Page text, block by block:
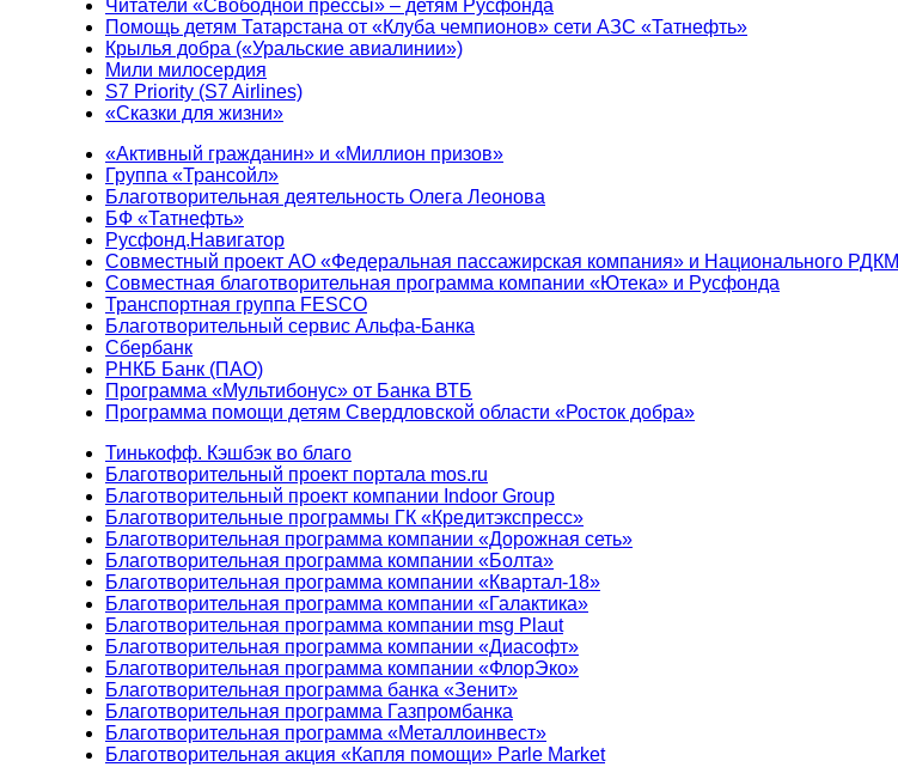
Читатели «Свободной прессы» – детям Русфонда
Помощь детям Татарстана от «Клуба чемпионов» сети АЗС «Татнефть»
Крылья добра («Уральские авиалинии»)
Мили милосердия
S7 Priority (S7 Airlines)
«Сказки для жизни»
«Активный гражданин» и «Миллион призов»
Группа «Трансойл»
Благотворительная деятельность Олега Леонова
БФ «Татнефть»
Русфонд.Навигатор
Совместный проект АО «Федеральная пассажирская компания» и Национального РДКМ
Совместная благотворительная программа компании «Ютека» и Русфонда
Транспортная группа FESCO
Благотворительный сервис Альфа-Банка
Сбербанк
РНКБ Банк (ПАО)
Программа «Мультибонус» от Банка ВТБ
Программа помощи детям Свердловской области «Росток добра»
Тинькофф. Кэшбэк во благо
Благотворительный проект портала mos.ru
Благотворительный проект компании Indoor Group
Благотворительные программы ГК «Кредитэкспресс»
Благотворительная программа компании «Дорожная сеть»
Благотворительная программа компании «Болта»
Благотворительная программа компании «Квартал-18»
Благотворительная программа компании «Галактика»
Благотворительная программа компании msg Plaut
Благотворительная программа компании «Диасофт»
Благотворительная программа компании «ФлорЭко»
Благотворительная программа банка «Зенит»
Благотворительная программа Газпромбанка
Благотворительная программа «Металлоинвест»
Благотворительная акция «Капля помощи» Parle Market